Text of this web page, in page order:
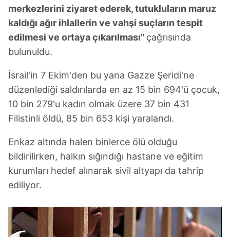
merkezlerini ziyaret ederek, tutukluların maruz
kaldığı ağır ihlallerin ve vahşi suçların tespit
edilmesi ve ortaya çıkarılması" çağrısında
bulunuldu.
İsrail'in 7 Ekim'den bu yana Gazze Şeridi'ne
düzenlediği saldırılarda en az 15 bin 694'ü çocuk,
10 bin 279'u kadın olmak üzere 37 bin 431
Filistinli öldü, 85 bin 653 kişi yaralandı.
Enkaz altında halen binlerce ölü olduğu
bildirilirken, halkın sığındığı hastane ve eğitim
kurumları hedef alınarak sivil altyapı da tahrip
ediliyor.